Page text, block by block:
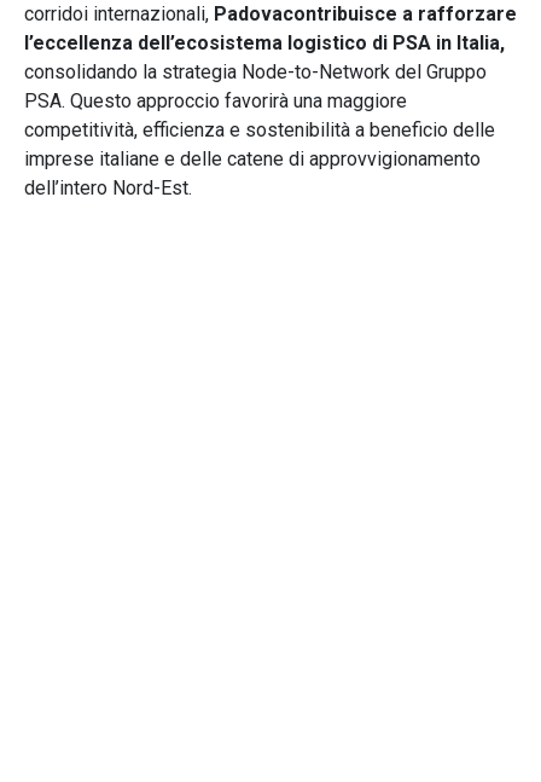
corridoi internazionali, Padovacontribuisce a rafforzare
l’eccellenza dell’ecosistema logistico di PSA in Italia,
consolidando la strategia Node-to-Network del Gruppo
PSA. Questo approccio favorirà una maggiore
competitività, efficienza e sostenibilità a beneficio delle
imprese italiane e delle catene di approvvigionamento
dell’intero Nord-Est.